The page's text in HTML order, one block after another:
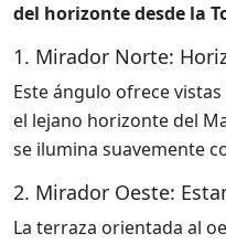
del horizonte desde la
1. Mirador Norte:
Este ángulo ofrece
el lejano horizonte del
se ilumina suavemente
2. Mirador Oeste:
La terraza orientada al